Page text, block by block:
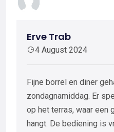
Erve Trab
4 August 2024
Fijne borrel en diner
zondagnamiddag. Er
op het terras, waar een
hangt. De bediening is